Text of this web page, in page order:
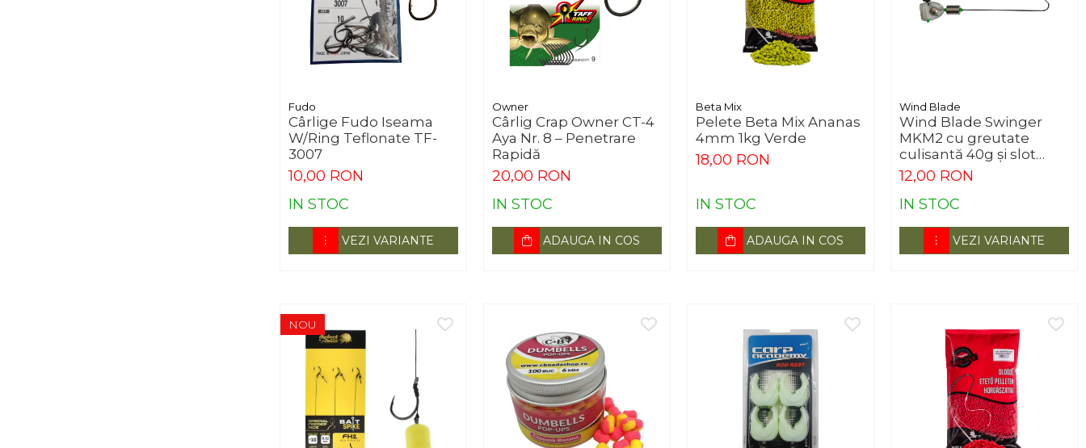
Fudo
Cârlige Fudo Iseama
W/Ring Teflonate TF-
3007
10,00 RON
IN STOC
VEZI VARIANTE
Owner
Cârlig Crap Owner CT-4
Aya Nr. 8 – Penetrare
Rapidă
20,00 RON
IN STOC
ADAUGA IN COS
Beta Mix
Pelete Beta Mix Ananas
4mm 1kg Verde
18,00 RON
IN STOC
ADAUGA IN COS
Wind Blade
Wind Blade Swinger
MKM2 cu greutate
culisantă 40g și slot
starlet
12,00 RON
IN STOC
VEZI VARIANTE
NOU